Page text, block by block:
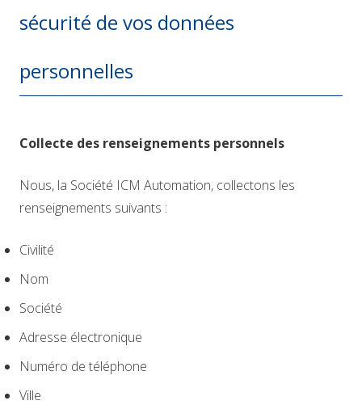
sécurité de vos données
personnelles
Collecte des renseignements personnels
Nous, la Société ICM Automation, collectons les
renseignements suivants :
Civilité
Nom
Société
Adresse électronique
Numéro de téléphone
Ville